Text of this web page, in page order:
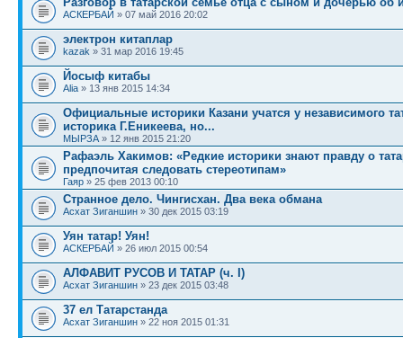
АСКЕРБАЙ » 07 май 2016 20:02
электрон китаплар
kazak » 31 мар 2016 19:45
Йосыф китабы
Alia » 13 янв 2015 14:34
Официальные историки Казани учатся у независимого
историка Г.Еникеева, но...
МЫРЗА » 12 янв 2015 21:20
Рафаэль Хакимов: «Редкие историки знают правду о
предпочитая следовать стереотипам»
Гаяр » 25 фев 2013 00:10
Странное дело. Чингисхан. Два века обмана
Асхат Зиганшин » 30 дек 2015 03:19
Уян татар! Уян!
АСКЕРБАЙ » 26 июл 2015 00:54
АЛФАВИТ РУСОВ И ТАТАР (ч. I)
Асхат Зиганшин » 23 дек 2015 03:48
37 ел Татарстанда
Асхат Зиганшин » 22 ноя 2015 01:31